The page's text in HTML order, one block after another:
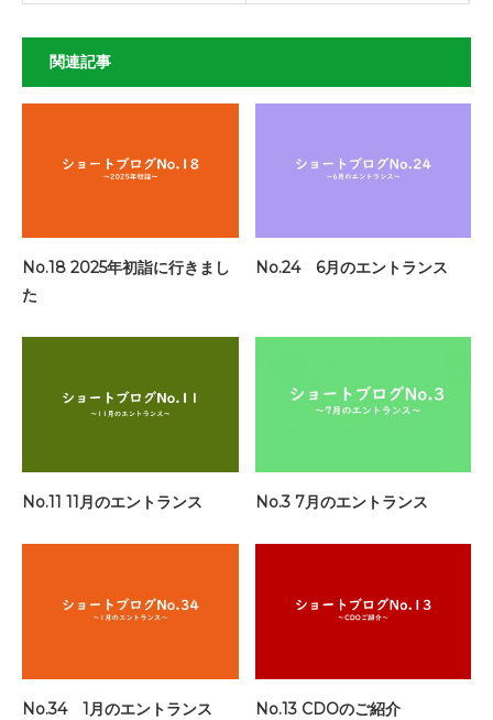
関連記事
No.18 2025年初詣に行きまし
た
No.24 6月のエントランス
No.11 11月のエントランス No.3 7月のエントランス
No.34 1月のエントランス No.13 CDOのご紹介